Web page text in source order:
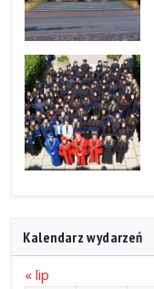
Kalendarz wydarzeń
« lip